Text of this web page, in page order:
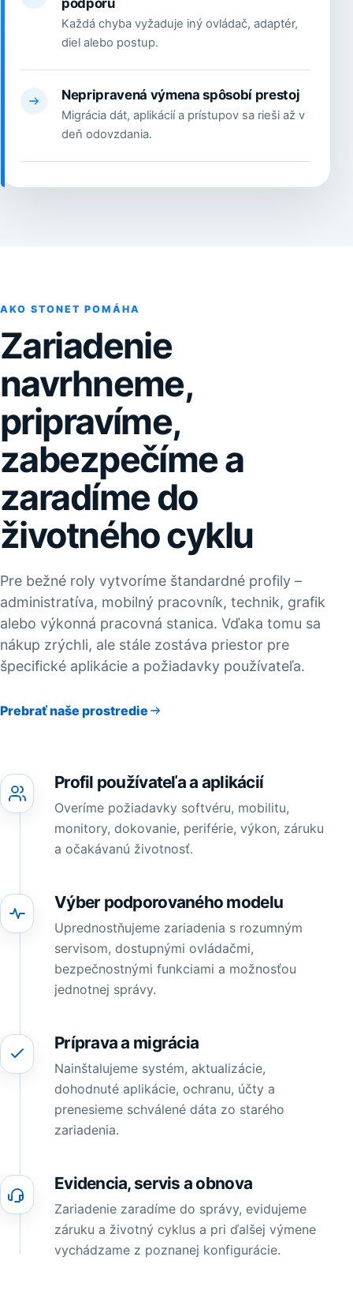
Každá chyba vyžaduje iný ovládač, adaptér,
diel alebo postup.
Nepripravená výmena spôsobí prestoj
Migrácia dát, aplikácií a prístupov sa rieši až v
deň odovzdania.
AKO STONET POMÁHA
Zariadenie
navrhneme,
pripravíme,
zabezpečíme a
zaradíme do
životného cyklu
Pre bežné roly vytvoríme štandardné profily –
administratíva, mobilný pracovník, technik, grafik
alebo výkonná pracovná stanica. Vďaka tomu sa
nákup zrýchli, ale stále zostáva priestor pre
špecifické aplikácie a požiadavky používateľa.
Prebrať naše prostredie
Profil používateľa a aplikácií
Overíme požiadavky softvéru, mobilitu,
monitory, dokovanie, periférie, výkon, záruku
a očakávanú životnosť.
Výber podporovaného modelu
Uprednostňujeme zariadenia s rozumným
servisom, dostupnými ovládačmi,
bezpečnostnými funkciami a možnosťou
jednotnej správy.
Príprava a migrácia
Nainštalujeme systém, aktualizácie,
dohodnuté aplikácie, ochranu, účty a
prenesieme schválené dáta zo starého
zariadenia.
Evidencia, servis a obnova
Zariadenie zaradíme do správy, evidujeme
záruku a životný cyklus a pri ďalšej výmene
vychádzame z poznanej konfigurácie.